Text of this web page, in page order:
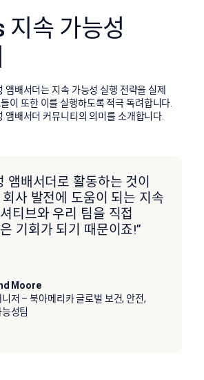
지속 가능성
배서더는 지속 가능성 실행 전략을 실제
이 또한 이를 실행하도록 적극 독려합니다.
배서더 커뮤니티의 의미를 소개합니다.
앰배서더로 활동하는 것이
사 발전에 도움이 되는 지속
티브와 우리 팀을 직접
기회가 되기 때문이죠!”
Moore
니저 – 북아메리카 글로벌 보건, 안전,
성팀